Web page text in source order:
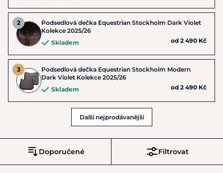
Podsedlová dečka Equestrian Stockholm Dark Violet
Kolekce 2025/26
Skladem
od 2 490 Kč
Podsedlová dečka Equestrian Stockholm Modern
Dark Violet Kolekce 2025/26
Skladem
od 2 490 Kč
Další nejprodávanější
Filtrovat
Doporučené